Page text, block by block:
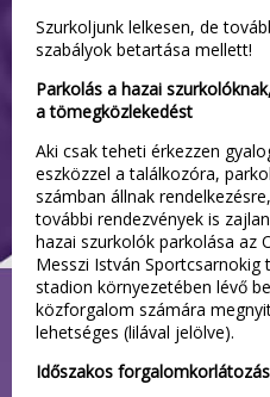
Szurkoljunk lelkesen, de
szabályok betartása mellett!
Parkolás a hazai
a tömegközlekedést
Aki csak teheti érkezzen
eszközzel a találkozóra,
számban állnak
további rendezvények is
hazai szurkolók parkolása az
Messzi István
stadion környezetében lévő
közforgalom számára
lehetséges (lilával jelölve).
Időszakos